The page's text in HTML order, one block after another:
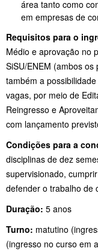
área tanto como
em empresas de
Requisitos para o
Médio e aprovação no
SiSU/ENEM (ambos
também a
vagas, por meio de
Reingresso e
com lançamento
Condições para a
disciplinas de dez
supervisionado,
defender o trabalho de
Duração: 5 anos
Turno: matutino
(ingresso no curso em